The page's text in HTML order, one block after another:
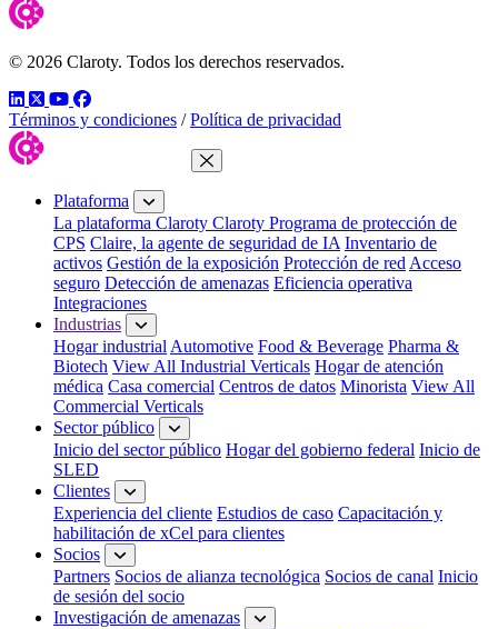
© 2026 Claroty. Todos los derechos reservados.
LinkedIn
TwitterYouTube
Facebook
Términos y condiciones / Política de privacidad
Cerrar menú
Plataforma
La plataforma Claroty Claroty Programa de protección de
CPS Claire, la agente de seguridad de IA Inventario de
activos Gestión de la exposición Protección de red Acceso
seguro Detección de amenazas Eficiencia operativa
Integraciones
Industrias
Hogar industrial Automotive Food & Beverage Pharma &
Biotech View All Industrial Verticals Hogar de atención
médica Casa comercial Centros de datos Minorista View All
Commercial Verticals
Sector público
Inicio del sector público Hogar del gobierno federal Inicio de
SLED
Clientes
Experiencia del cliente Estudios de caso Capacitación y
habilitación de xCel para clientes
Socios
Partners Socios de alianza tecnológica Socios de canal Inicio
de sesión del socio
Investigación de amenazas